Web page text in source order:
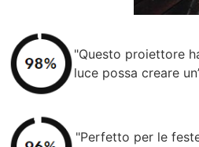
"Questo proiettore
luce possa creare
"Perfetto per le